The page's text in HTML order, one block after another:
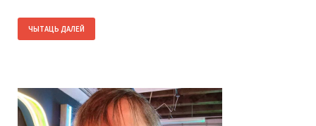
ЧЫТАЦЬ ДАЛЕЙ